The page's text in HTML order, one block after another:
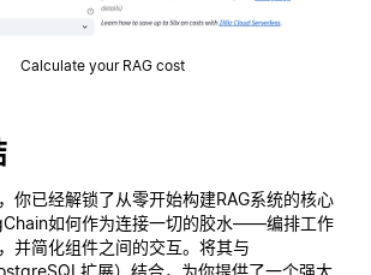
Calculate your RAG cost
你已经解锁了从零开始构建RAG系统的核心
如何作为连接一切的胶水——编排工作
并简化组件之间的交互。将其与
扩展）结合，为你提供了一个强大